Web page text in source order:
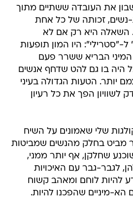
את העובדה ששתיים מתוך
נשים, זכותה של כל אחת
השאלה היא רק אם לא
ל-"סטרילי": היו המון תופעות
המיני הבריא ששרר פעם
היה בו גם להט שדחף אנשים
יותר. הטעות הגדולה בעיני
הפך את כל רעיון
שלי שאמונים על השיח
מביט בחלק מהנשים שמביטות
שחלקן, אף יותר ממני,
לגבר-גבר עם האיכויות
להיות לוחם ומאהב קשוח
הא-מיניים שהפכנו להיות.